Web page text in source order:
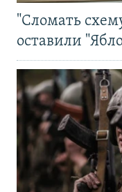
"Сломать
оставили